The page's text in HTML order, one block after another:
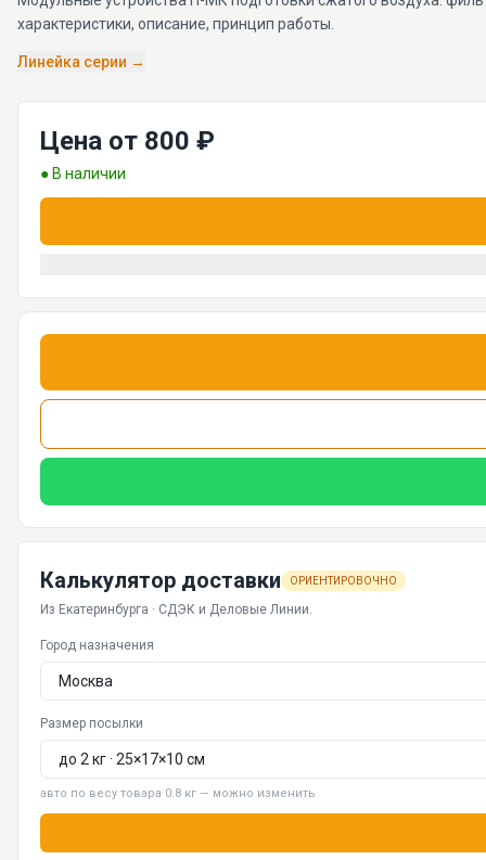
характеристики, описание, принцип работы.
Линейка серии →
Цена от 800 ₽
● В наличии
Калькулятор доставки ОРИЕНТИРОВОЧНО
Из Екатеринбурга · СДЭК и Деловые Линии.
Город назначения
Размер посылки
авто по весу товара 0.8 кг — можно изменить